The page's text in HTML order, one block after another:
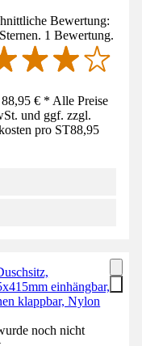
Bewertung:
1 Bewertung.
€ * Alle Preise
und ggf. zzgl.
pro ST88,95
einhängbar,
klappbar, Nylon
noch nicht